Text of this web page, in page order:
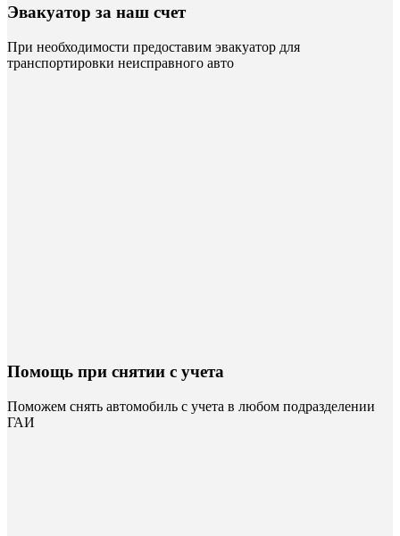
Эвакуатор за наш счет
При необходимости предоставим эвакуатор для
транспортировки неисправного авто
Помощь при снятии с учета
Поможем снять автомобиль с учета в любом подразделении
ГАИ